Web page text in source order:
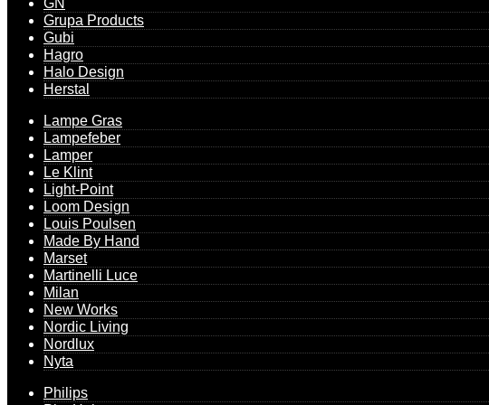
GN
Grupa Products
Gubi
Hagro
Halo Design
Herstal
Lampe Gras
Lampefeber
Lamper
Le Klint
Light-Point
Loom Design
Louis Poulsen
Made By Hand
Marset
Martinelli Luce
Milan
New Works
Nordic Living
Nordlux
Nyta
Philips